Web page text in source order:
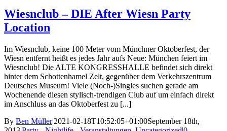
Wiesnclub – DIE After Wiesn Party
Location
Im Wiesnclub, keine 100 Meter vom Münchner Oktoberfest, der
Wiesn entfernt heißt es jedes Jahr aufs Neue: München feiert im
Wiesnclub! Die ALTE KONGRESSHALLE befindet sich direkt
hinter dem Schottenhamel Zelt, gegenüber dem Verkehrszentrum
Deutsches Museum! Viele (Noch-)Singles suchen gerade am
Wochenende diesen stylisch-trendigen Club auf um einfach direkt
im Anschluss an das Oktoberfest zu [...]
By Ben Müller|2021-02-18T10:52:05+01:00September 18th,